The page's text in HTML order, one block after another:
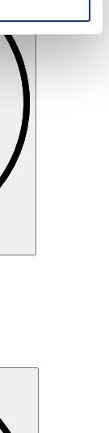
für
Unsere
mit
der Dienste